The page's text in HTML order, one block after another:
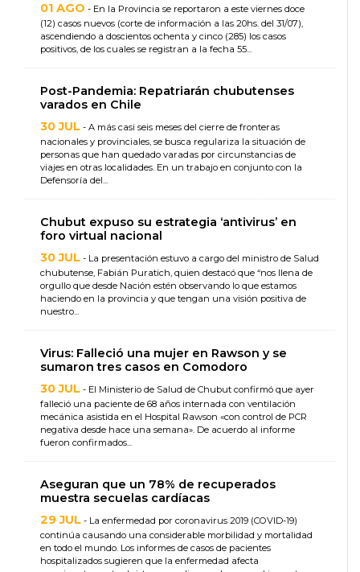
01 AGO - En la Provincia se reportaron a este viernes doce
(12) casos nuevos (corte de información a las 20hs. del 31/07),
ascendiendo a doscientos ochenta y cinco (285) los casos
positivos, de los cuales se registran a la fecha 55...
Post-Pandemia: Repatriarán chubutenses
varados en Chile
30 JUL - A más casi seis meses del cierre de fronteras
nacionales y provinciales, se busca regulariza la situación de
personas que han quedado varadas por circunstancias de
viajes en otras localidades. En un trabajo en conjunto con la
Defensoría del...
Chubut expuso su estrategia ‘antivirus’ en
foro virtual nacional
30 JUL - La presentación estuvo a cargo del ministro de Salud
chubutense, Fabián Puratich, quien destacó que “nos llena de
orgullo que desde Nación estén observando lo que estamos
haciendo en la provincia y que tengan una visión positiva de
nuestro...
Virus: Falleció una mujer en Rawson y se
sumaron tres casos en Comodoro
30 JUL - El Ministerio de Salud de Chubut confirmó que ayer
falleció una paciente de 68 años internada con ventilación
mecánica asistida en el Hospital Rawson «con control de PCR
negativa desde hace una semana». De acuerdo al informe
fueron confirmados...
Aseguran que un 78% de recuperados
muestra secuelas cardíacas
29 JUL - La enfermedad por coronavirus 2019 (COVID-19)
continúa causando una considerable morbilidad y mortalidad
en todo el mundo. Los informes de casos de pacientes
hospitalizados sugieren que la enfermedad afecta